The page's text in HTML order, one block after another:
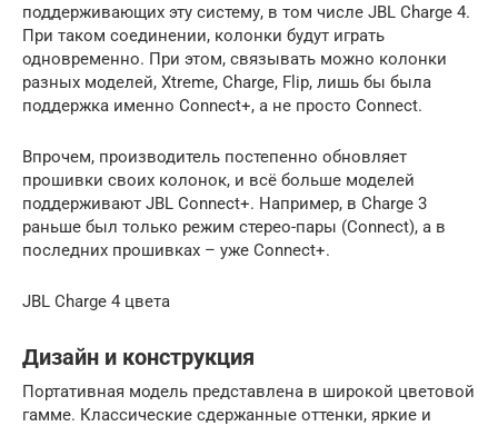
поддерживающих эту систему, в том числе JBL Charge 4.
При таком соединении, колонки будут играть
одновременно. При этом, связывать можно колонки
разных моделей, Xtreme, Charge, Flip, лишь бы была
поддержка именно Connect+, а не просто Connect.
Впрочем, производитель постепенно обновляет
прошивки своих колонок, и всё больше моделей
поддерживают JBL Connect+. Например, в Charge 3
раньше был только режим стерео-пары (Connect), а в
последних прошивках – уже Connect+.
JBL Charge 4 цвета
Дизайн и конструкция
Портативная модель представлена в широкой цветовой
гамме. Классические сдержанные оттенки, яркие и